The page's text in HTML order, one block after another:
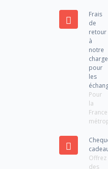
Frais
de
retour
à
notre
charge
pour
les
Pour
la
France
Offrez
des